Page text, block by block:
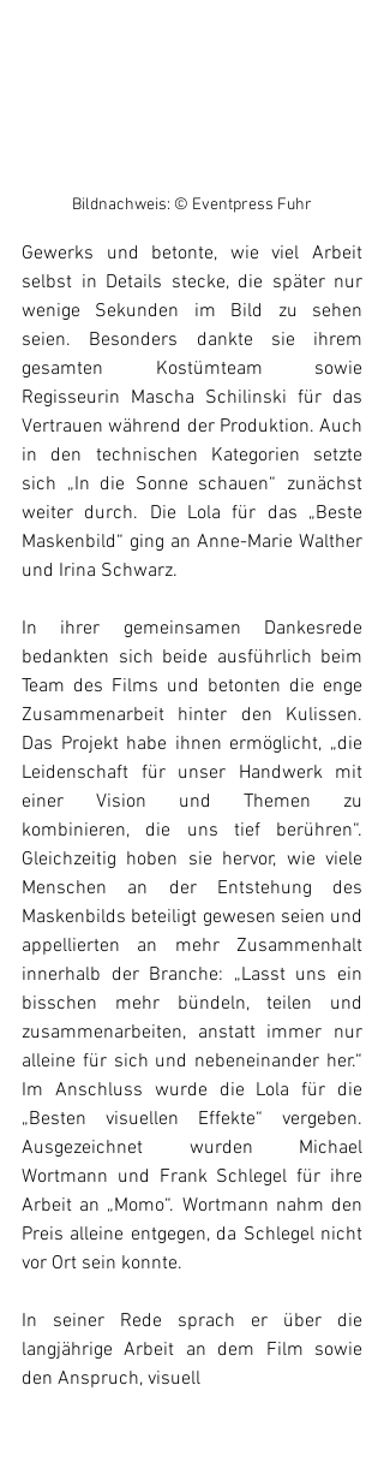
Bildnachweis: © Eventpress Fuhr
Gewerks und betonte, wie viel Arbeit
selbst in Details stecke, die später nur
wenige Sekunden im Bild zu sehen
seien. Besonders dankte sie ihrem
gesamten Kostümteam sowie
Regisseurin Mascha Schilinski für das
Vertrauen während der Produktion. Auch
in den technischen Kategorien setzte
sich „In die Sonne schauen“ zunächst
weiter durch. Die Lola für das „Beste
Maskenbild“ ging an Anne-Marie Walther
und Irina Schwarz.
In ihrer gemeinsamen Dankesrede
bedankten sich beide ausführlich beim
Team des Films und betonten die enge
Zusammenarbeit hinter den Kulissen.
Das Projekt habe ihnen ermöglicht, „die
Leidenschaft für unser Handwerk mit
einer Vision und Themen zu
kombinieren, die uns tief berühren“.
Gleichzeitig hoben sie hervor, wie viele
Menschen an der Entstehung des
Maskenbilds beteiligt gewesen seien und
appellierten an mehr Zusammenhalt
innerhalb der Branche: „Lasst uns ein
bisschen mehr bündeln, teilen und
zusammenarbeiten, anstatt immer nur
alleine für sich und nebeneinander her.“
Im Anschluss wurde die Lola für die
„Besten visuellen Effekte“ vergeben.
Ausgezeichnet wurden Michael
Wortmann und Frank Schlegel für ihre
Arbeit an „Momo“. Wortmann nahm den
Preis alleine entgegen, da Schlegel nicht
vor Ort sein konnte.
In seiner Rede sprach er über die
langjährige Arbeit an dem Film sowie
den Anspruch, visuell